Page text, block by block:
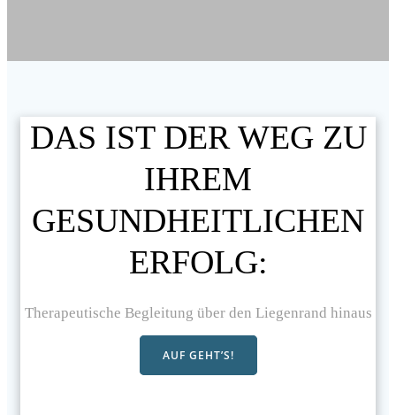
DAS IST DER WEG ZU
IHREM
GESUNDHEITLICHEN
ERFOLG:
Therapeutische Begleitung über den Liegenrand hinaus
AUF GEHT’S!